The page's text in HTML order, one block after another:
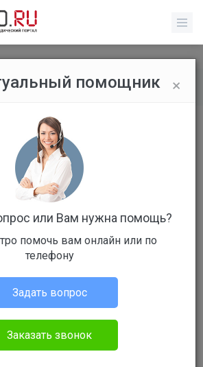
Вопрос уже решен
меня 12 лет 25 дней горячего
×
помощник
или Вам нужна помощь?
помочь вам онлайн или по
телефону
Задать вопрос
Заказать звонок